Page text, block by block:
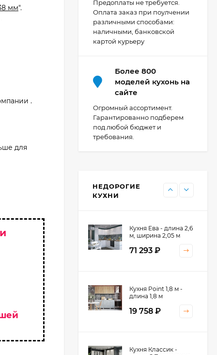
мм".
.
для
Предоплаты не требуется.
Оплата заказ при поулчении
различными способами:
наличными, банковской
картой курьеру
Более 800
моделей кухонь на
сайте
Огромный ассортимент.
Гарантированно подберем
под любой бюджет и
требования.
НЕДОРОГИЕ
КУХНИ
69 303₽
Кухня Принцесса -
44 091
Кухня Point 1,2 м -
13 655₽
11 476
Кухня Ева - длина 2,6
м, ширина 2,05 м
71 293 ₽
Кухня Point 1,8 м -
длина 1,8 м
19 758 ₽
Кухня Классик -
Кухня Принцесса -
длина 2,4 м
38 767₽
Кухня Оптима - длина